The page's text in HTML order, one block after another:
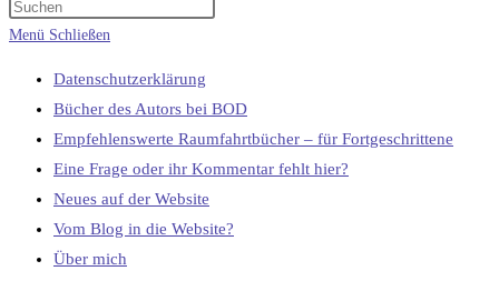
umschalten
Menü Schließen
Datenschutzerklärung
Bücher des Autors bei BOD
Empfehlenswerte Raumfahrtbücher – für Fortgeschrittene
Eine Frage oder ihr Kommentar fehlt hier?
Neues auf der Website
Vom Blog in die Website?
Über mich